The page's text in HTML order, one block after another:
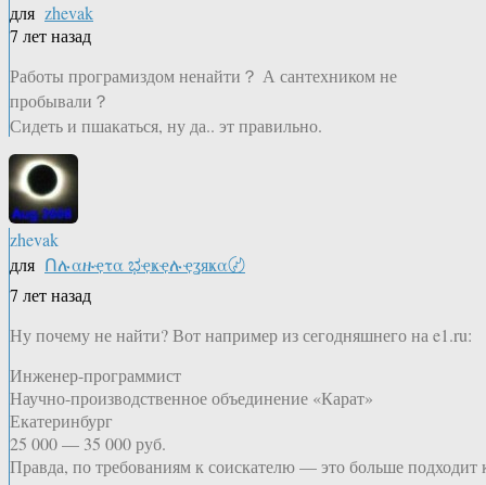
для zhevak
7 лет назад
Работы програмиздом ненайти？ А сантехником не
пробывали？
Сидеть и пшакаться, ну да.. эт правильно.
zhevak
для Ոሉαዙҿτα ಭҿҝҿሉҿʓяҝα〄
7 лет назад
Ну почему не найти? Вот например из сегодняшнего на e1.ru:
Инженер-программист
Научно-производственное объединение «Карат»
Екатеринбург
25 000 — 35 000 руб.
Правда, по требованиям к соискателю — это больше подходит